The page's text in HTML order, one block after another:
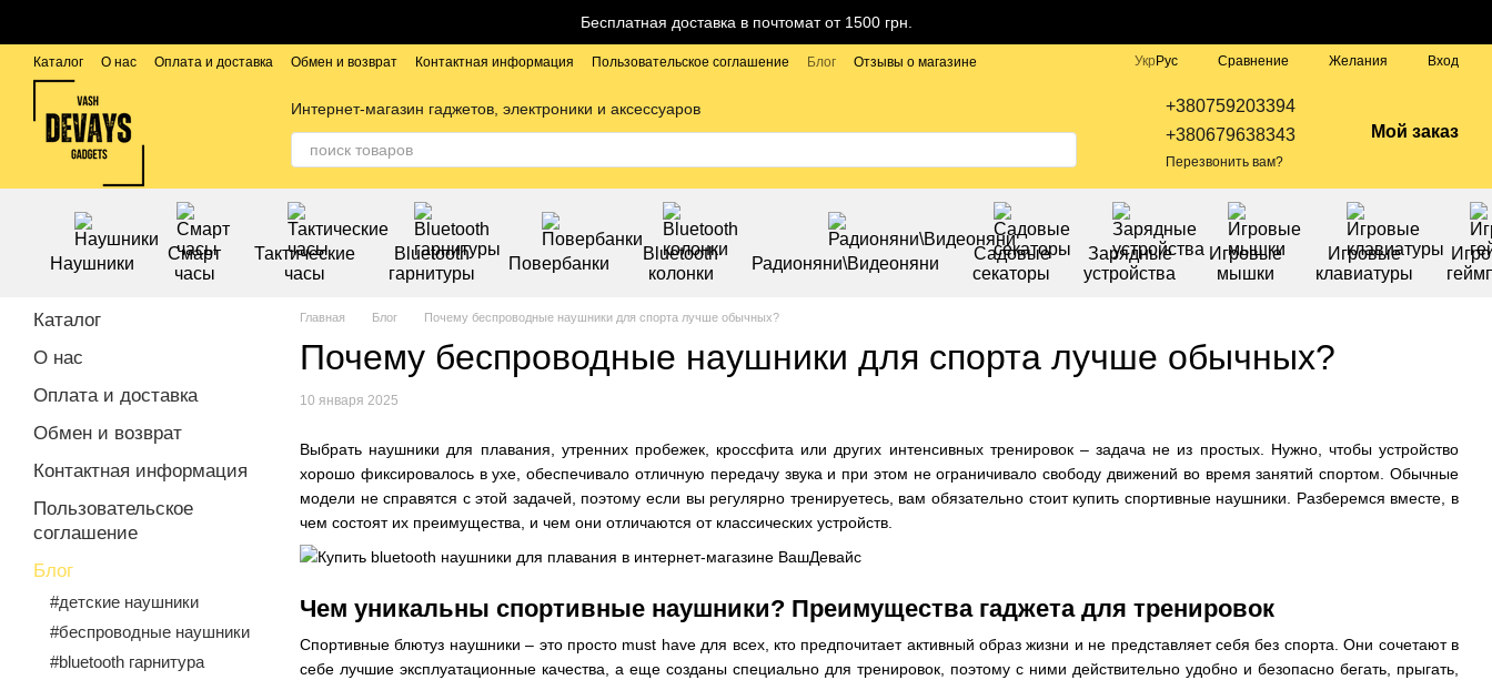
Бесплатная доставка в почтомат от 1500 грн.
Каталог О нас Оплата и доставка Обмен и возврат Контактная информация Пользовательское соглашение Блог
Отзывы о магазине
Публичный договор
Укр Рус Сравнение Желания Вход
Интернет-магазин гаджетов, электроники и аксессуаров
+380759203394
+380679638343
Перезвонить вам?
Мой заказ
Наушники
Смарт
часы
Тактические
часы
Bluetooth
гарнитуры
Повербанки
Bluetooth
колонки
Радионяни\Видеоняни
Садовые
секаторы
Зарядные
устройства
Игровые
мышки
Игровые
клавиатуры
Главная Блог Почему беспроводные наушники для спорта лучше обычных?
Почему беспроводные наушники для спорта лучше обычных?
10 января 2025
Выбрать наушники для плавания, утренних пробежек, кроссфита или других интенсивных тренировок – задача не из простых. Нужно, чтобы устройство
хорошо фиксировалось в ухе, обеспечивало отличную передачу звука и при этом не ограничивало свободу движений во время занятий спортом. Обычные
модели не справятся с этой задачей, поэтому если вы регулярно тренируетесь, вам обязательно стоит купить спортивные наушники. Разберемся вместе, в
чем состоят их преимущества, и чем они отличаются от классических устройств.
Чем уникальны спортивные наушники? Преимущества гаджета для тренировок
Спортивные блютуз наушники – это просто must have для всех, кто предпочитает активный образ жизни и не представляет себя без спорта. Они сочетают в
себе лучшие эксплуатационные качества, а еще созданы специально для тренировок, поэтому с ними действительно удобно и безопасно бегать, прыгать,
Каталог
О нас
Оплата и доставка
Обмен и возврат
Контактная информация
Пользовательское
соглашение
Блог
#детские наушники
#беспроводные наушники
#bluetooth гарнитура